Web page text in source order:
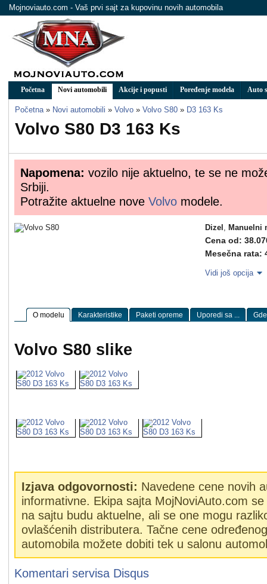
Mojnoviauto.com - Vaš prvi sajt za kupovinu novih automobila
Početna Novi automobili Akcije i popusti Poređenje modela Auto
Početna » Novi automobili » Volvo » Volvo S80 » D3 163 Ks
Volvo S80 D3 163 Ks
Napomena: vozilo nije aktuelno, te se ne
Srbiji.
Potražite aktuelne noveVolvo modele.
Dizel Manuelni
Cena od:
Mesečna rata:
Vidi još opcija
O modelu Karakteristike Paketi opreme Uporedi sa ...
Volvo S80 slike
Izjava odgovornosti: Navedene cene novih
informativne. Ekipa sajta MojNoviAuto.com
na sajtu budu aktuelne, ali se one mogu
ovlašćenih distributera. Tačne cene
automobila možete dobiti tek u salonu
Komentari servisa Disqus